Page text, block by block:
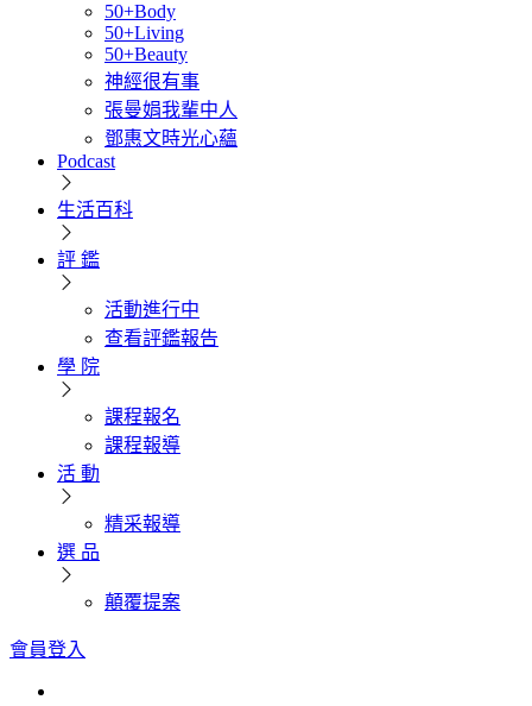
50+Body
50+Living
50+Beauty
神經很有事
張曼娟我輩中人
鄧惠文時光心蘊
Podcast
生活百科
評 鑑
活動進行中
查看評鑑報告
學 院
課程報名
課程報導
活 動
精采報導
選 品
顛覆提案
會員登入